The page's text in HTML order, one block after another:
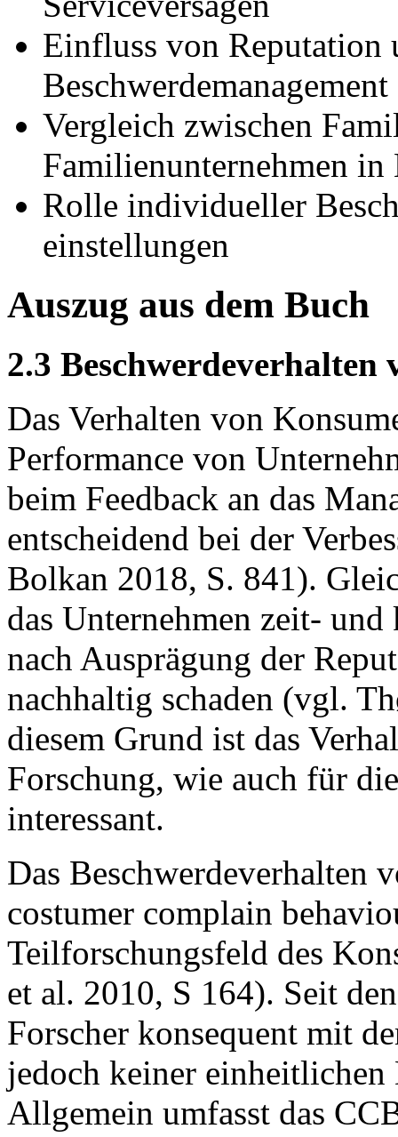
Einfluss von Reputation
Beschwerdemanagement
Vergleich zwischen
Familienunternehmen
Rolle individueller
einstellungen
Auszug aus dem Buch
2.3 Beschwerdeverhalten
Das Verhalten von
Performance von
beim Feedback an das
entscheidend bei der
Bolkan 2018, S. 841).
das Unternehmen zeit-
nach Ausprägung der
nachhaltig schaden (vgl.
diesem Grund ist das
Forschung, wie auch für
interessant.
Das Beschwerdeverhalten
costumer complain
Teilforschungsfeld des
et al. 2010, S 164). Seit
Forscher konsequent mit
jedoch keiner
Allgemein umfasst das